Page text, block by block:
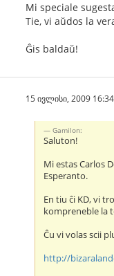
Mi speciale
Tie, vi aŭdos la
Ĝis baldaŭ!
15 ივლისი, 2009
Gamilon:
Saluton!
Mi estas Carlos
Esperanto.
En tiu ĉi KD, vi
kompreneble la
Ĉu vi volas scii
http://